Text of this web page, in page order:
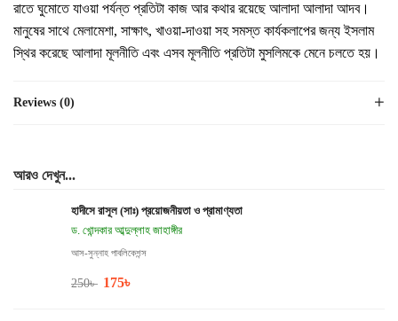
রাতে ঘুমোতে যাওয়া পর্যন্ত প্রতিটা কাজ আর কথার রয়েছে আলাদা আলাদা আদব।
মানুষের সাথে মেলামেশা, সাক্ষাৎ, খাওয়া-দাওয়া সহ সমস্ত কার্যকলাপের জন্য ইসলাম
স্থির করেছে আলাদা মূলনীতি এবং এসব মূলনীতি প্রতিটা মুসলিমকে মেনে চলতে হয়।
Reviews (0)
আরও দেখুন...
হাদীসে রাসূল (সাঃ) প্রয়োজনীয়তা ও প্রামাণ্যতা
ড. খোন্দকার আব্দুল্লাহ জাহাঙ্গীর
আস-সুন্নাহ পাবলিকেশন্স
250৳ 175৳